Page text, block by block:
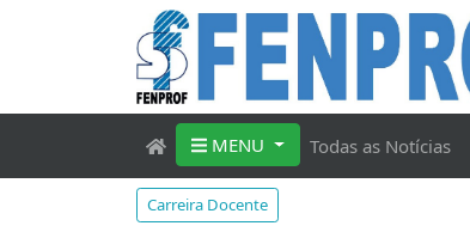
MENU Todas as Notícias
Carreira Docente